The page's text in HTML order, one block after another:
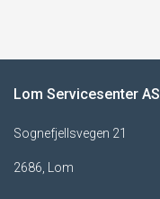
Lom Servicesenter AS
Sognefjellsvegen 21
2686, Lom